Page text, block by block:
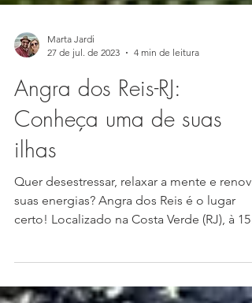
Marta Jardi
27 de jul. de 2023
4 min de leitura
Angra dos Reis-RJ:
Conheça uma de suas
ilhas
certo! Localizado na Costa Verde (RJ), à 157